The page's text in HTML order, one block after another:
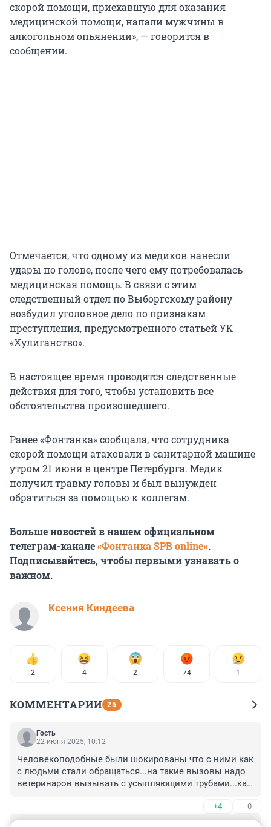
скорой помощи, приехавшую для оказания
медицинской помощи, напали мужчины в
алкогольном опьянении», — говорится в
сообщении.
Отмечается, что одному из медиков нанесли
удары по голове, после чего ему потребовалась
медицинская помощь. В связи с этим
следственный отдел по Выборгскому району
возбудил уголовное дело по признакам
преступления, предусмотренного статьей УК
«Хулиганство».
В настоящее время проводятся следственные
действия для того, чтобы установить все
обстоятельства произошедшего.
Ранее «Фонтанка» сообщала, что сотрудника
скорой помощи атаковали в санитарной машине
утром 21 июня в центре Петербурга. Медик
получил травму головы и был вынужден
обратиться за помощью к коллегам.
Больше новостей в нашем официальном
телеграм-канале«Фонтанка SPB online».
Подписывайтесь, чтобы первыми узнавать о
важном.
Ксения Киндеева
2 4 2 74 1
КОММЕНТАРИИ 25
Гость
22 июня 2025, 10:12
Человекоподобные были шокированы что с ними как
с людьми стали обращаться...на такие вызовы надо
ветеринаров вызывать с усыпляющими трубами...как
+4 –0